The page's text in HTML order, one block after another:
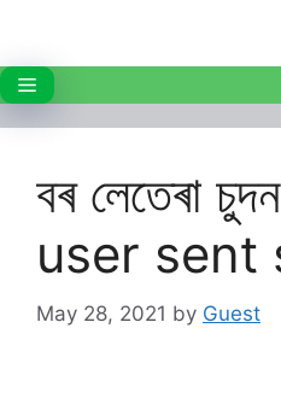
Menu
বৰ লেতেৰা
user sent
May 28, 2021 by Guest